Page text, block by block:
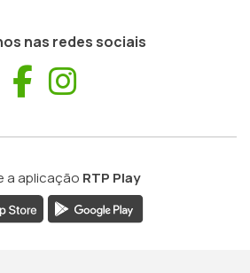
nas redes sociais
Facebook
a aplicação RTP Play